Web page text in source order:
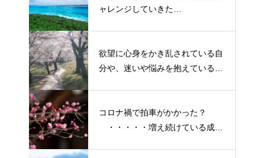
ャレンジしていきた
欲望に心身をかき乱されている自
分や、迷いや悩みを抱えているネ
コロナ禍で拍車がかかった？
・・・・・増え続けている成人